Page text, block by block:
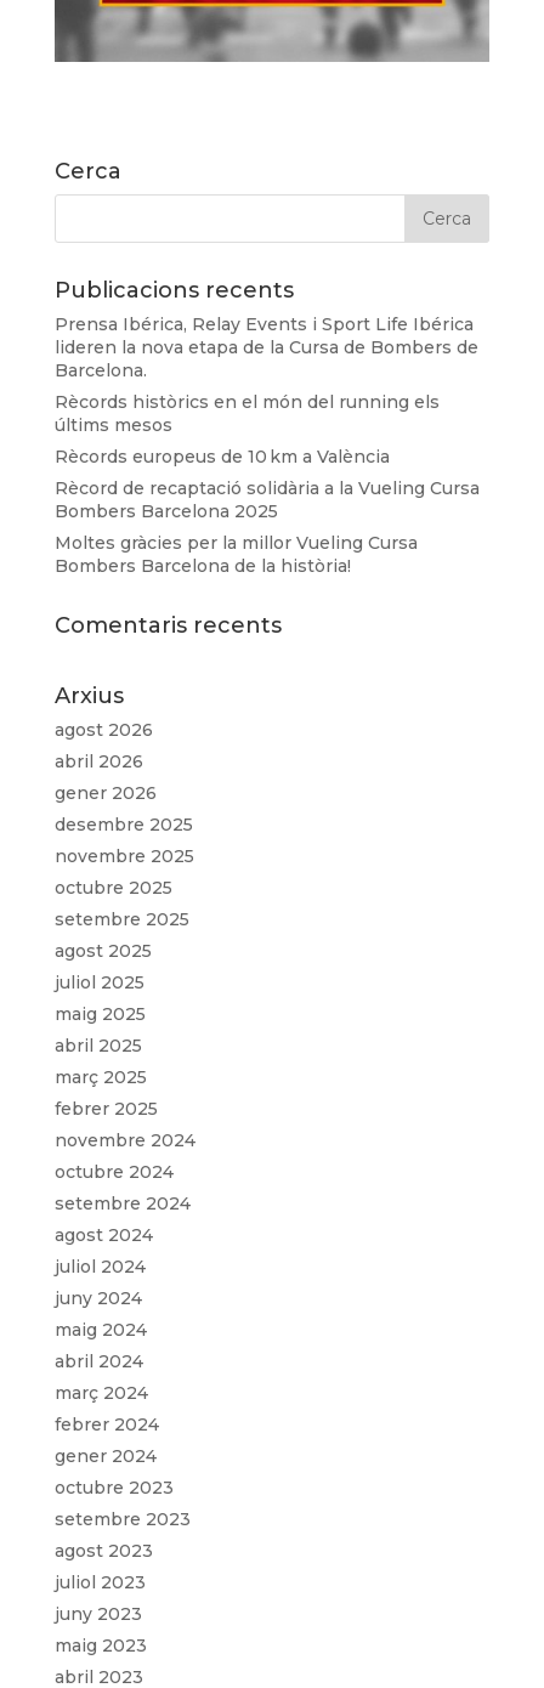
Cerca
Publicacions recents
Prensa Ibérica, Relay Events i Sport Life Ibérica
lideren la nova etapa de la Cursa de Bombers de
Barcelona.
Rècords històrics en el món del running els
últims mesos
Rècords europeus de 10 km a València
Rècord de recaptació solidària a la Vueling Cursa
Bombers Barcelona 2025
Moltes gràcies per la millor Vueling Cursa
Bombers Barcelona de la història!
Comentaris recents
Arxius
agost 2026
abril 2026
gener 2026
desembre 2025
novembre 2025
octubre 2025
setembre 2025
agost 2025
juliol 2025
maig 2025
abril 2025
març 2025
febrer 2025
novembre 2024
octubre 2024
setembre 2024
agost 2024
juliol 2024
juny 2024
maig 2024
abril 2024
març 2024
febrer 2024
gener 2024
octubre 2023
setembre 2023
agost 2023
juliol 2023
juny 2023
maig 2023
abril 2023